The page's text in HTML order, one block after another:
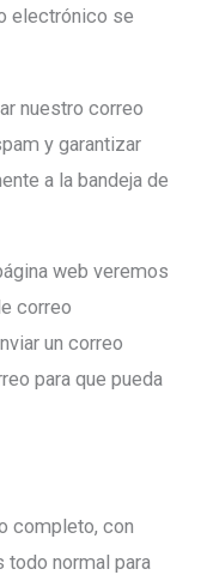
electrónico se
nuestro correo
y garantizar
a la bandeja de
web veremos
correo
un correo
para que pueda
completo, con
todo normal para